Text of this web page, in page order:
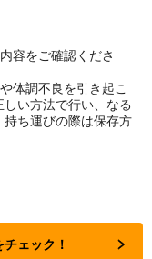
容をご確認くださ
体調不良を引き起こ
い方法で行い、なる
ち運びの際は保存方
ェック！